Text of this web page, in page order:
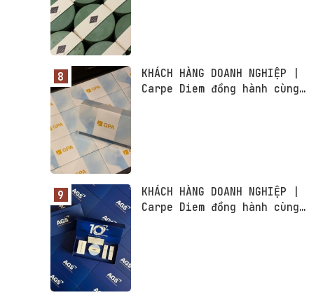
KHÁCH HÀNG DOANH NGHIỆP |
Carpe Diem đồng hành cùng
KHÁCH HÀNG DOANH NGHIỆP |
Carpe Diem đồng hành cùng